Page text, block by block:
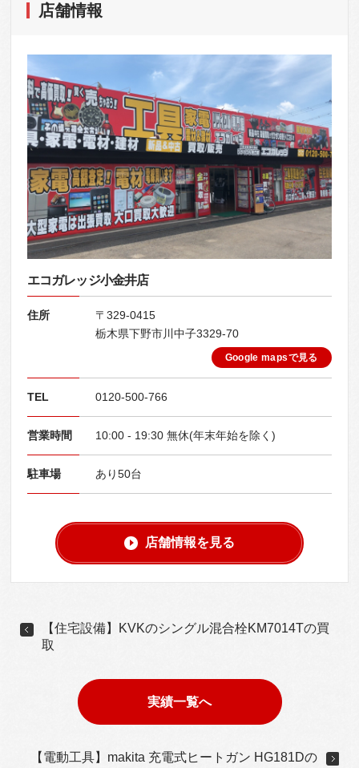
店舗情報
エコガレッジ小金井店
住所
〒329-0415
栃木県下野市川中子3329-70
Google mapsで見る
TEL 0120-500-766
営業時間 10:00 - 19:30 無休(年末年始を除く)
駐車場 あり50台
店舗情報を見る
【住宅設備】KVKのシングル混合栓KM7014Tの買
取
実績一覧へ
【電動工具】makita 充電式ヒートガン HG181Dの